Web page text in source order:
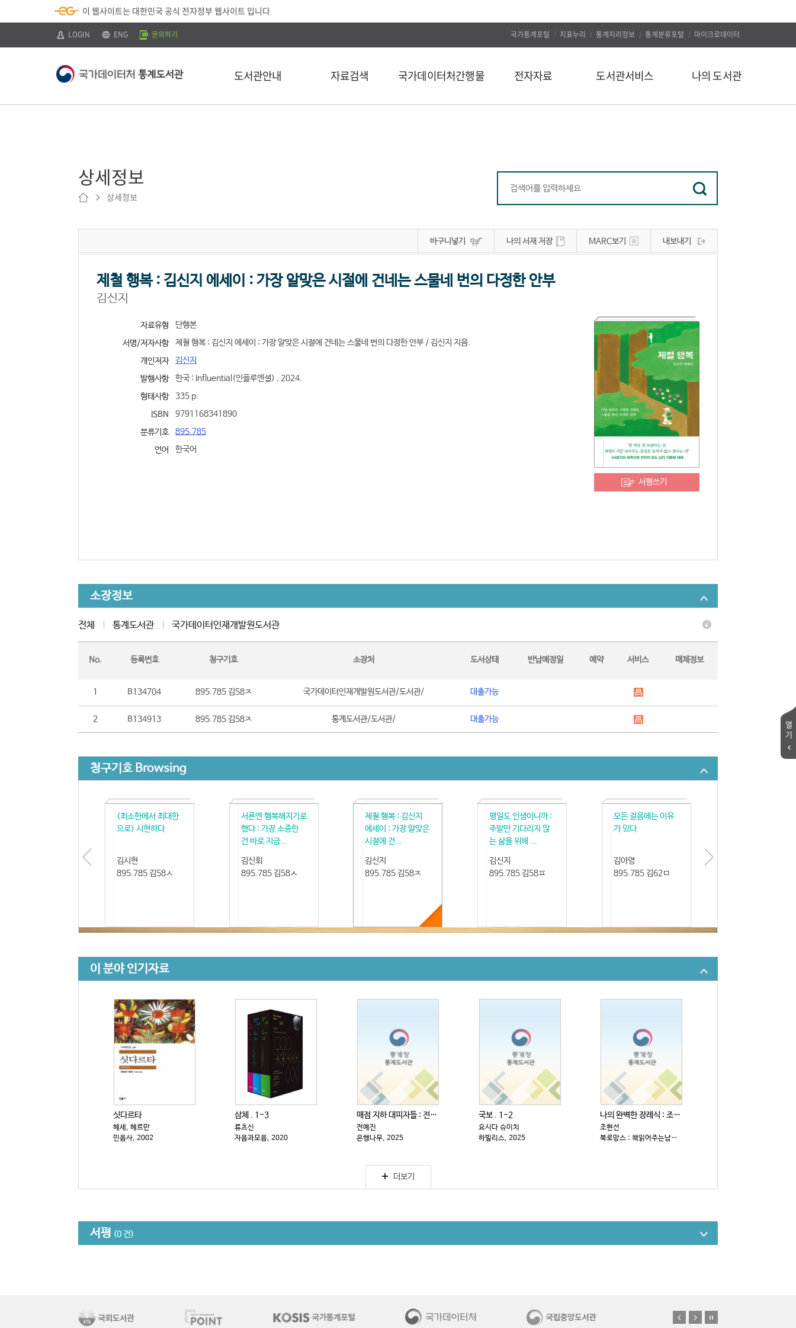
로
기
o
로
바
이 웹사이트는 대한민국 공식 전자정부 웹사이트 입니다
LOGIN ENG 문의하기 국가통계포털 지표누리 통계지리정보 통계분류포털 마이크로데이터
도서관안내 자료검색
컬렉션
국가데이터처간행물 전자자료
전자도서
도서관서비스
인기도서
정보서비스
유관사이트
공지사항
나의 도서관
대출/예약조회
자료구입신청
나의 서재
나의 서평
상세정보
상세정보
바구니넣기 나의 서재 저장 MARC보기 내보내기
제철 행복 : 김신지 에세이 : 가장 알맞은 시절에 건네는 스물네 번의 다정한 안부
김신지
서평쓰기
자료유형
단행본
서명/저자사항
제철 행복 : 김신지 에세이 : 가장 알맞은 시절에 건네는 스물네 번의 다정한 안부 / 김신지 지음.
개인저자
김신지
발행사항
한국 : Influential(인플루엔셜) , 2024.
형태사항
335 p.
ISBN
9791168341890
분류기호
895.785
언어
한국어
소장정보
전체 통계도서관 국가데이터인재개발원도서관
No. 등록번호 청구기호 소장처 도서상태 반납예정일 예약 서비스 매체정보
1 B134704 895.785 김58ㅈ 국가데이터인재개발원도서관/도서관/ 대출가능
2 B134913 895.785 김58ㅈ 통계도서관/도서관/ 대출가능
청구기호 Browsing
(최소한에서 최대한
으로) 시현하다
김시현
895.785 김58ㅅ
서른엔 행복해지기로
했다 : 가장 소중한
건 바로 지금...
김신회
895.785 김58ㅅ
제철 행복 : 김신지
에세이 : 가장 알맞은
시절에 건...
김신지
895.785 김58ㅈ
평일도 인생이니까 :
주말만 기다리지 않
는 삶을 위해 ...
김신지
895.785 김58ㅍ
모든 걸음에는 이유
가 있다
김아영
895.785 김62ㅁ
이 분야 인기자료
싯다르타
헤세, 헤르만
민음사, 2002
삼체 . 1-3
류츠신
자음과모음, 2020
매점 지하 대피자들 : 전예진 장편소설
전예진
은행나무, 2025
국보 . 1-2
요시다 슈이치
하빌리스, 2025
나의 완벽한 장례식 : 조현선 장편소설
조현선
북로망스 : 책읽어주는남자, 2026
더보기
서평 (0 건)
열
기